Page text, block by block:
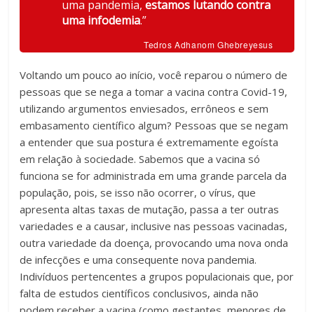
uma pandemia,estamos lutando contra
uma infodemia.”
Tedros Adhanom Ghebreyesus
Voltando um pouco ao início, você reparou o número de
pessoas que se nega a tomar a vacina contra Covid-19,
utilizando argumentos enviesados, errôneos e sem
embasamento científico algum? Pessoas que se negam
a entender que sua postura é extremamente egoísta
em relação à sociedade. Sabemos que a vacina só
funciona se for administrada em uma grande parcela da
população, pois, se isso não ocorrer, o vírus, que
apresenta altas taxas de mutação, passa a ter outras
variedades e a causar, inclusive nas pessoas vacinadas,
outra variedade da doença, provocando uma nova onda
de infecções e uma consequente nova pandemia.
Indivíduos pertencentes a grupos populacionais que, por
falta de estudos científicos conclusivos, ainda não